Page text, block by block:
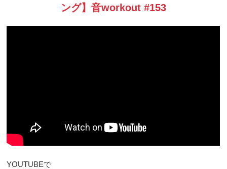
ング】音workout #153
YOUTUBEで